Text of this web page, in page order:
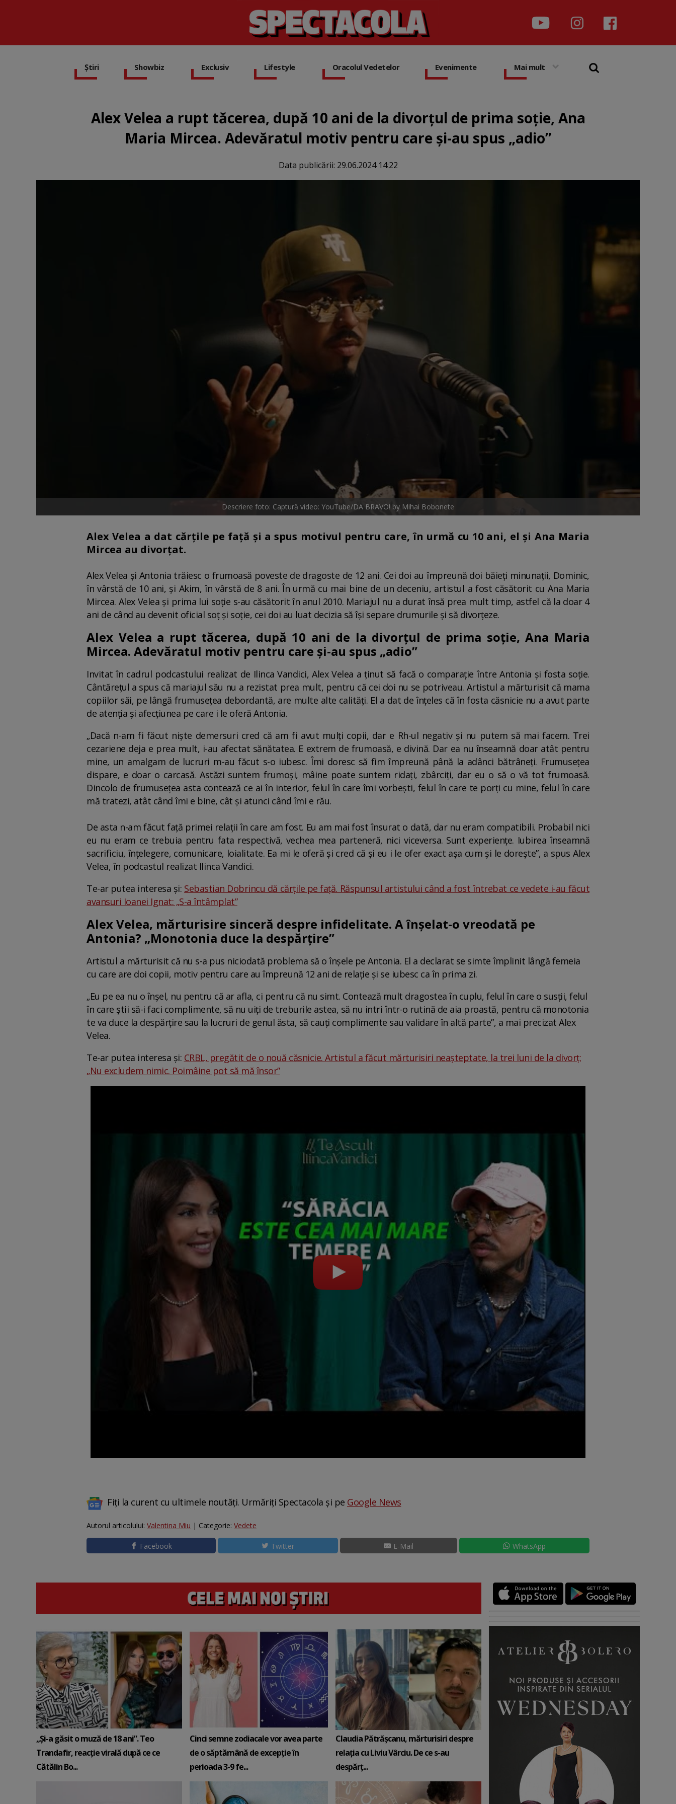
Știri Showbiz Exclusiv Lifestyle Oracolul Vedetelor Evenimente Mai mult
Alex Velea a rupt tăcerea, după 10 ani de la divorțul de prima soție, Ana
Maria Mircea. Adevăratul motiv pentru care și-au spus „adio”
Data publicării: 29.06.2024 14:22
Descriere foto: Captură video: YouTube/DA BRAVO! by Mihai Bobonete
Alex Velea a dat cărțile pe față și a spus motivul pentru care, în urmă cu 10 ani, el și Ana Maria
Mircea au divorțat.
Alex Velea și Antonia trăiesc o frumoasă poveste de dragoste de 12 ani. Cei doi au împreună doi băieți minunații, Dominic,
în vârstă de 10 ani, și Akim, în vârstă de 8 ani. În urmă cu mai bine de un deceniu, artistul a fost căsătorit cu Ana Maria
Mircea. Alex Velea și prima lui soție s-au căsătorit în anul 2010. Mariajul nu a durat însă prea mult timp, astfel că la doar 4
ani de când au devenit oficial soț și soție, cei doi au luat decizia să își separe drumurile și să divorțeze.
Alex Velea a rupt tăcerea, după 10 ani de la divorțul de prima soție, Ana Maria
Mircea. Adevăratul motiv pentru care și-au spus „adio”
Invitat în cadrul podcastului realizat de Ilinca Vandici, Alex Velea a ținut să facă o comparație între Antonia și fosta soție.
Cântărețul a spus că mariajul său nu a rezistat prea mult, pentru că cei doi nu se potriveau. Artistul a mărturisit că mama
copiilor săi, pe lângă frumusețea debordantă, are multe alte calități. El a dat de înțeles că în fosta căsnicie nu a avut parte
de atenția și afecțiunea pe care i le oferă Antonia.
„Dacă n-am fi făcut niște demersuri cred că am fi avut mulți copii, dar e Rh-ul negativ și nu putem să mai facem. Trei
cezariene deja e prea mult, i-au afectat sănătatea. E extrem de frumoasă, e divină. Dar ea nu înseamnă doar atât pentru
mine, un amalgam de lucruri m-au făcut s-o iubesc. Îmi doresc să fim împreună până la adânci bătrâneți. Frumusețea
dispare, e doar o carcasă. Astăzi suntem frumoși, mâine poate suntem ridați, zbârciți, dar eu o să o vă tot frumoasă.
Dincolo de frumusețea asta contează ce ai în interior, felul în care îmi vorbești, felul în care te porți cu mine, felul în care
mă tratezi, atât când îmi e bine, cât și atunci când îmi e rău.
De asta n-am făcut față primei relații în care am fost. Eu am mai fost însurat o dată, dar nu eram compatibili. Probabil nici
eu nu eram ce trebuia pentru fata respectivă, vechea mea parteneră, nici viceversa. Sunt experiențe. Iubirea înseamnă
sacrificiu, înțelegere, comunicare, loialitate. Ea mi le oferă și cred că și eu i le ofer exact așa cum și le dorește”, a spus Alex
Velea, în podcastul realizat Ilinca Vandici.
Te-ar putea interesa și: Sebastian Dobrincu dă cărțile pe față. Răspunsul artistului când a fost întrebat ce vedete i-au făcut
avansuri Ioanei Ignat: „S-a întâmplat”
Alex Velea, mărturisire sinceră despre infidelitate. A înșelat-o vreodată pe
Antonia? „Monotonia duce la despărțire”
Artistul a mărturisit că nu s-a pus niciodată problema să o înșele pe Antonia. El a declarat se simte împlinit lângă femeia
cu care are doi copii, motiv pentru care au împreună 12 ani de relație și se iubesc ca în prima zi.
„Eu pe ea nu o înșel, nu pentru că ar afla, ci pentru că nu simt. Contează mult dragostea în cuplu, felul în care o susții, felul
în care știi să-i faci complimente, să nu uiți de treburile astea, să nu intri într-o rutină de aia proastă, pentru că monotonia
te va duce la despărțire sau la lucruri de genul ăsta, să cauți complimente sau validare în altă parte”, a mai precizat Alex
Velea.
Te-ar putea interesa și: CRBL, pregătit de o nouă căsnicie. Artistul a făcut mărturisiri neașteptate, la trei luni de la divorț:
„Nu excludem nimic. Poimâine pot să mă însor”
Fiți la curent cu ultimele noutăți. Urmăriți Spectacola și pe Google News
Autorul articolului: Valentina Miu | Categorie: Vedete
Facebook Twitter E-Mail WhatsApp
„Și-a găsit o muză de 18 ani”. Teo
Trandafir, reacție virală după ce ce
Cătălin Bo...
Cinci semne zodiacale vor avea parte
de o săptămână de excepție în
perioada 3-9 fe...
Claudia Pătrășcanu, mărturisiri despre
relația cu Liviu Vârciu. De ce s-au
despărț...